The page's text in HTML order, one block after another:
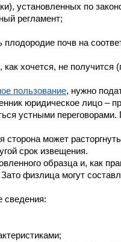
установленных по
регламент;
плодородие почв на
хочется, не получится
пользование, нужно
юридическое лицо –
устными
сторона может
срок извещения.
образца и, как
физлица могут
сведения: